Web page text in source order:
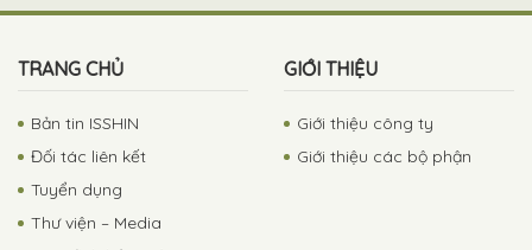
TRANG CHỦ
Bản tin ISSHIN
Đối tác liên kết
Tuyển dụng
Thư viện – Media
GIỚI THIỆU
Giới thiệu công ty
Giới thiệu các bộ phận